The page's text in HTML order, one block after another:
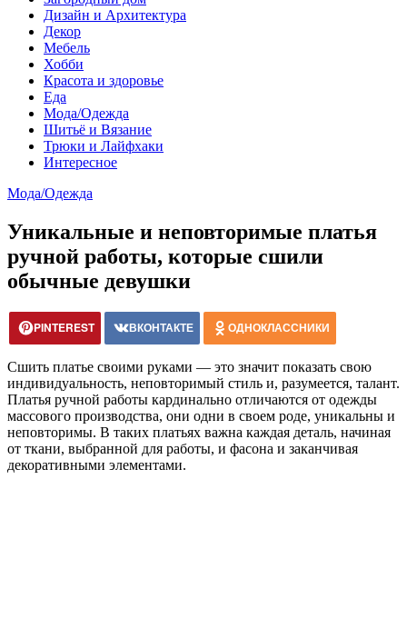
Дизайн и Архитектура
Декор
Мебель
Хобби
Красота и здоровье
Еда
Мода/Одежда
Шитьё и Вязание
Трюки и Лайфхаки
Интересное
Мода/Одежда
Уникальные и неповторимые платья
ручной работы, которые сшили
обычные девушки
PINTEREST ВКОНТАКТЕ ОДНОКЛАССНИКИ
Сшить платье своими руками — это значит показать свою
индивидуальность, неповторимый стиль и, разумеется, талант.
Платья ручной работы кардинально отличаются от одежды
массового производства, они одни в своем роде, уникальны и
неповторимы. В таких платьях важна каждая деталь, начиная
от ткани, выбранной для работы, и фасона и заканчивая
декоративными элементами.